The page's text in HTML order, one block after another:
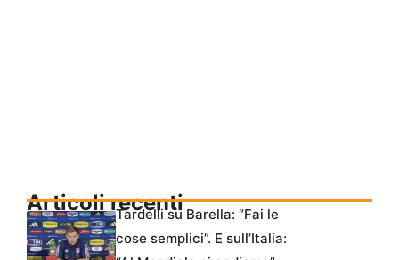
Articoli recentiTardelli su Barella: “Fai le
cose semplici”. E sull’Italia: